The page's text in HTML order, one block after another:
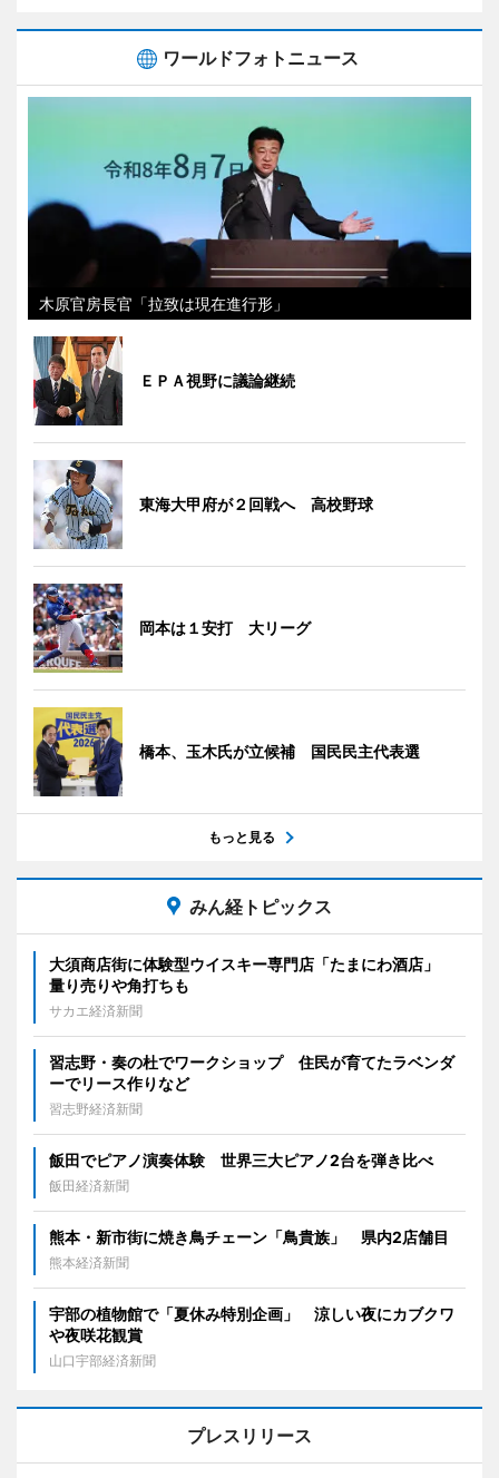
ワールドフォトニュース
木原官房長官「拉致は現在進行形」
ＥＰＡ視野に議論継続
東海大甲府が２回戦へ 高校野球
岡本は１安打 大リーグ
橋本、玉木氏が立候補 国民民主代表選
もっと見る
みん経トピックス
大須商店街に体験型ウイスキー専門店「たまにわ酒店」
量り売りや角打ちも
サカエ経済新聞
習志野・奏の杜でワークショップ 住民が育てたラベンダ
ーでリース作りなど
習志野経済新聞
飯田でピアノ演奏体験 世界三大ピアノ2台を弾き比べ
飯田経済新聞
熊本・新市街に焼き鳥チェーン「鳥貴族」 県内2店舗目
熊本経済新聞
宇部の植物館で「夏休み特別企画」 涼しい夜にカブクワ
や夜咲花観賞
山口宇部経済新聞
プレスリリース